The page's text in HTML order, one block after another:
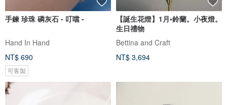
手鍊 珍珠 磷灰石 - 叮噹 -
Hand In Hand
NT$ 690
可客製
【誕生花燈】1月•鈴蘭。小夜燈。
生日禮物
Bettina and Craft
NT$ 3,694